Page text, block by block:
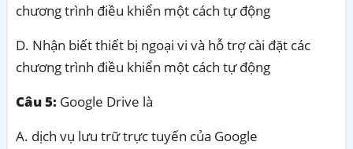
chương trình điều khiển một cách tự động
D. Nhận biết thiết bị ngoại vi và hỗ trợ cài đặt các
chương trình điều khiển một cách tự động
Câu 5: Google Drive là
A. dịch vụ lưu trữ trực tuyến của Google